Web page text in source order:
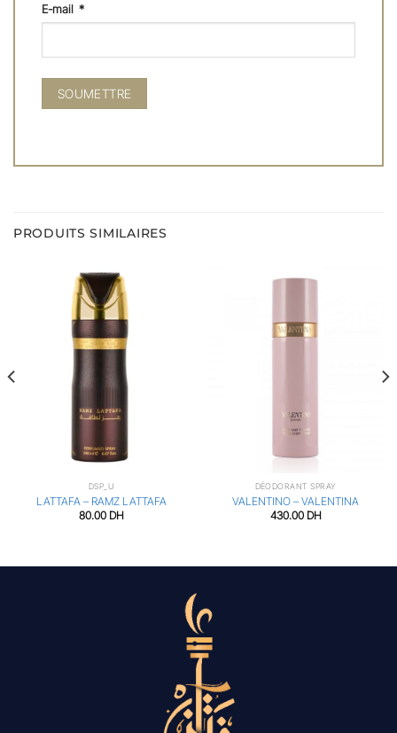
E-mail *
PRODUITS SIMILAIRES
DSP_U
LATTAFA – RAMZ LATTAFA
80.00 DH
DÉODORANT SPRAY
VALENTINO – VALENTINA
430.00 DH